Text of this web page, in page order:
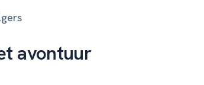
avontuur